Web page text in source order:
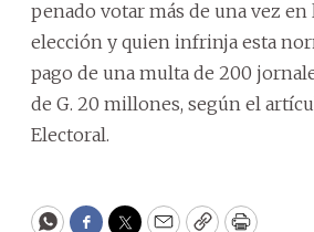
penado votar más de una vez en
elección y quien infrinja esta
pago de una multa de 200
de G. 20 millones, según el
Electoral.